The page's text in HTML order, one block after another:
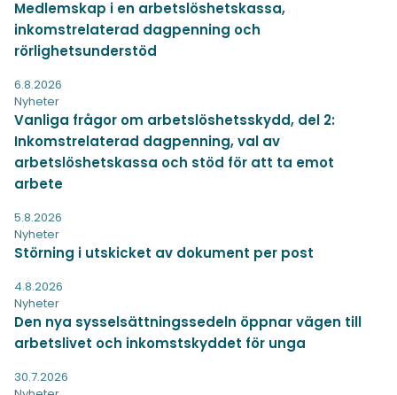
Medlemskap i en arbetslöshetskassa,
inkomstrelaterad dagpenning och
rörlighetsunderstöd
6.8.2026
Nyheter
Vanliga frågor om arbetslöshetsskydd, del 2:
Inkomstrelaterad dagpenning, val av
arbetslöshetskassa och stöd för att ta emot
arbete
5.8.2026
Nyheter
Störning i utskicket av dokument per post
4.8.2026
Nyheter
Den nya sysselsättningssedeln öppnar vägen till
arbetslivet och inkomstskyddet för unga
30.7.2026